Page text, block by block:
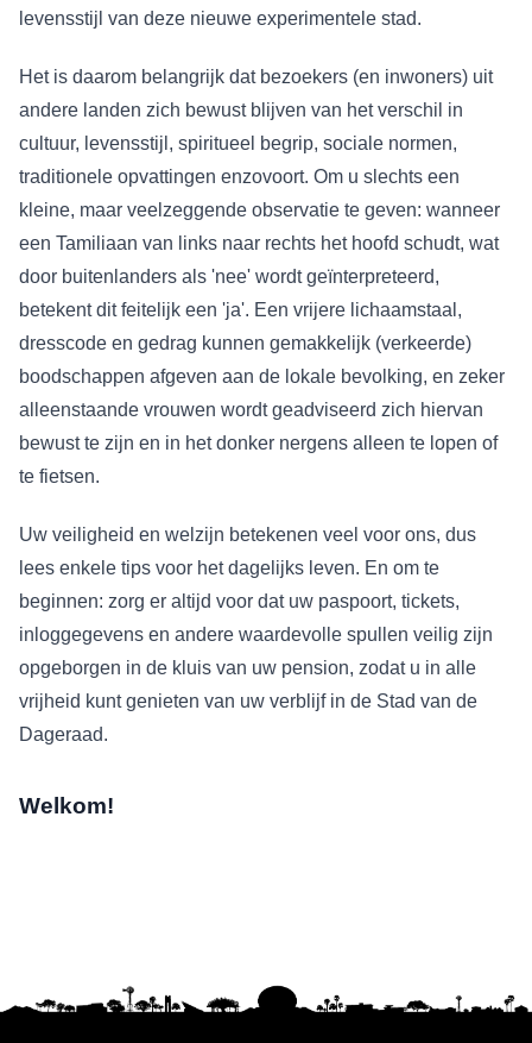
levensstijl van deze nieuwe experimentele stad.
Het is daarom belangrijk dat bezoekers (en inwoners) uit
andere landen zich bewust blijven van het verschil in
cultuur, levensstijl, spiritueel begrip, sociale normen,
traditionele opvattingen enzovoort. Om u slechts een
kleine, maar veelzeggende observatie te geven: wanneer
een Tamiliaan van links naar rechts het hoofd schudt, wat
door buitenlanders als 'nee' wordt geïnterpreteerd,
betekent dit feitelijk een 'ja'. Een vrijere lichaamstaal,
dresscode en gedrag kunnen gemakkelijk (verkeerde)
boodschappen afgeven aan de lokale bevolking, en zeker
alleenstaande vrouwen wordt geadviseerd zich hiervan
bewust te zijn en in het donker nergens alleen te lopen of
te fietsen.
Uw veiligheid en welzijn betekenen veel voor ons, dus
lees enkele tips voor het dagelijks leven. En om te
beginnen: zorg er altijd voor dat uw paspoort, tickets,
inloggegevens en andere waardevolle spullen veilig zijn
opgeborgen in de kluis van uw pension, zodat u in alle
vrijheid kunt genieten van uw verblijf in de Stad van de
Dageraad.
Welkom!